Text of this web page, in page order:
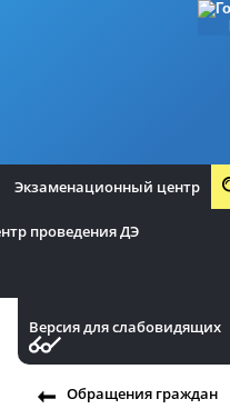
Экзаменационный центр
проведения ДЭ
Версия для слабовидящих
Обращения граждан